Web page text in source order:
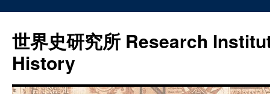
世界史研究所 Research
History